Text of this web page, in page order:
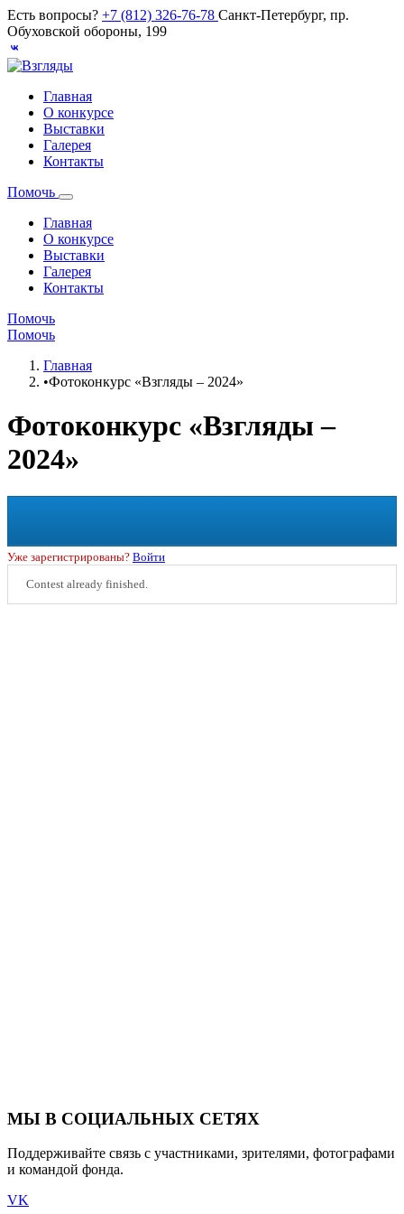
Есть вопросы? +7 (812) 326-76-78 Санкт-Петербург, пр.
Обуховской обороны, 199
Главная
О конкурсе
Выставки
Галерея
Контакты
Помочь
Главная
О конкурсе
Выставки
Галерея
Контакты
Помочь
Помочь
Главная
•Фотоконкурс «Взгляды – 2024»
Фотоконкурс «Взгляды –
2024»
Уже зарегистрированы? Войти
Contest already finished.
МЫ В СОЦИАЛЬНЫХ СЕТЯХ
Поддерживайте связь с участниками, зрителями, фотографами
и командой фонда.
VK